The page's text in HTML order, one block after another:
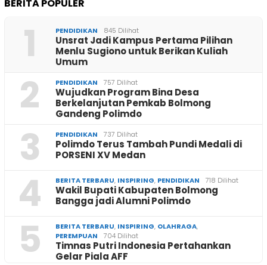
BERITA POPULER
1 PENDIDIKAN 845 Dilihat
Unsrat Jadi Kampus Pertama Pilihan
Menlu Sugiono untuk Berikan Kuliah
Umum
2 PENDIDIKAN 757 Dilihat
Wujudkan Program Bina Desa
Berkelanjutan Pemkab Bolmong
Gandeng Polimdo
3 PENDIDIKAN 737 Dilihat
Polimdo Terus Tambah Pundi Medali di
PORSENI XV Medan
4 BERITA TERBARU, INSPIRING, PENDIDIKAN 718 Dilihat
Wakil Bupati Kabupaten Bolmong
Bangga jadi Alumni Polimdo
5 BERITA TERBARU, INSPIRING, OLAHRAGA,
PEREMPUAN
704 Dilihat
Timnas Putri Indonesia Pertahankan
Gelar Piala AFF